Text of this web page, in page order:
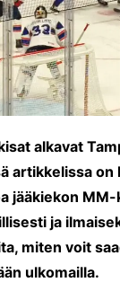
alkavat
artikkelissa
jääkiekon
ja
miten voit
ulkomailla.